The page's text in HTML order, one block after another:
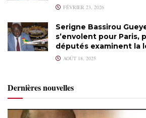
FÉVRIER 23, 2026
Serigne Bassirou
s’envolent pour Paris,
députés examinent la
AOÛT 18, 2025
Dernières nouvelles